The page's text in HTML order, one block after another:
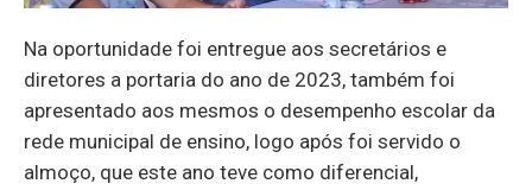
Na oportunidade foi entregue aos secretários e
diretores a portaria do ano de 2023, também foi
apresentado aos mesmos o desempenho escolar da
rede municipal de ensino, logo após foi servido o
almoço, que este ano teve como diferencial,